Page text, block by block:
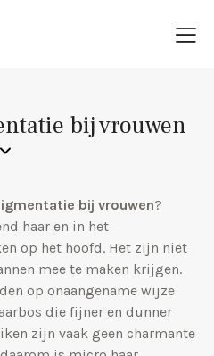
bij vrouwen
bij vrouwen?
haar en in het
op het hoofd. Het zijn niet
mee te maken krijgen.
op onaangename wijze
die fijner en dunner
zijn vaak geen charmante